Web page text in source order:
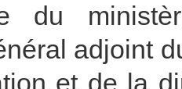
du
adjoint
et de la